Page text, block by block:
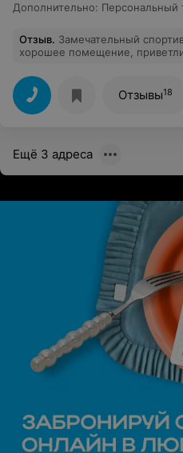
Дополнительно: Персональный
Отзыв. Замечательный
хорошее помещение,
Ольгу, великолепный тренер,
дружескую атмосферу, и
движения, а переживает за
тестирования, замеры, пишет
Отзывы18
Ещё 3 адреса